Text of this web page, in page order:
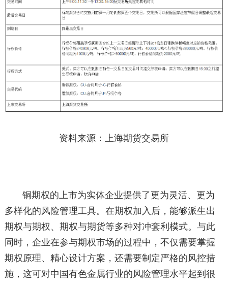
资料来源：上海期货交易所
铜期权的上市为实体企业提供了更为灵活、更为
多样化的风险管理工具。在期权加入后，能够派生出
期权与期权、期权与期货等多种对冲套利模式。与此
同时，企业在参与期权市场的过程中，不仅需要掌握
期权原理、精心设计方案，还需要制定严格的风控措
施，这可对中国有色金属行业的风险管理水平起到很